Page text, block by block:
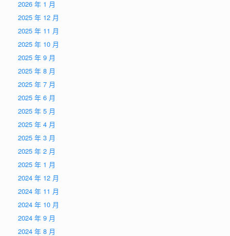
2026 年 1 月
2025 年 12 月
2025 年 11 月
2025 年 10 月
2025 年 9 月
2025 年 8 月
2025 年 7 月
2025 年 6 月
2025 年 5 月
2025 年 4 月
2025 年 3 月
2025 年 2 月
2025 年 1 月
2024 年 12 月
2024 年 11 月
2024 年 10 月
2024 年 9 月
2024 年 8 月